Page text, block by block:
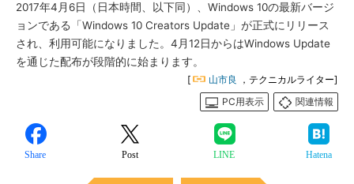
2017年4月6日（日本時間、以下同）、Windows 10の最新バージ
ョンである「Windows 10 Creators Update」が正式にリリース
され、利用可能になりました。4月12日からはWindows Update
を通じた配布が段階的に始まります。
[ 山市良
，テクニカルライター]
PC用表示
関連情報
Share Post LINE Hatena